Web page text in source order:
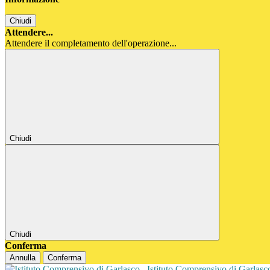
Chiudi
Attendere...
Attendere il completamento dell'operazione...
Chiudi
Chiudi
Conferma
Annulla Conferma